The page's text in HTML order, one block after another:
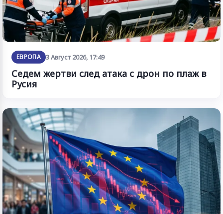
ЕВРОПА 3 Август 2026, 17:49
Седем жертви след атака с дрон по плаж в
Русия